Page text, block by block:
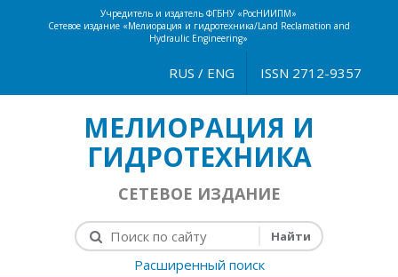
Учредитель и издатель ФГБНУ «РосНИИПМ»
Сетевое издание «Мелиорация и гидротехника/Land Reclamation and
Hydraulic Engineering»
ISSN 2712-9357
RUS / ENG
МЕЛИОРАЦИЯ И
ГИДРОТЕХНИКА
СЕТЕВОЕ ИЗДАНИЕ
Расширенный поиск